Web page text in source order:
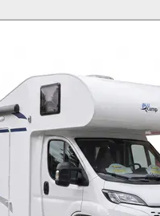
a Ferrara